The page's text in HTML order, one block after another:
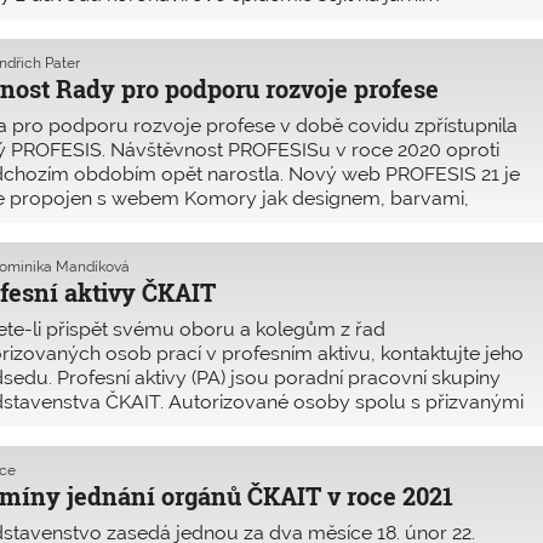
se účastnili pouze předseda ER, zástupci SVI a IC
v Praze.
Rady pro podporu rozvoje profese
Pater
pro podporu rozvoje profese v době covidu zpřístupnila
PROFESIS. Návštěvnost PROFESISu v roce 2020 oproti
obdobím opět narostla. Nový web PROFESIS 21 je
propojen s webem Komory jak designem, barvami,
řadou vzájemných odkazů.
aktivy ČKAIT
Mandíková
li přispět svému oboru a kolegům z řad
osob prací v profesním aktivu, kontaktujte jeho
Profesní aktivy (PA) jsou poradní pracovní skupiny
ČKAIT. Autorizované osoby spolu s přizvanými
zaměřený na daný obor autorizace, např. právní
technické normy, nové materiály, postupy a další.
jednání orgánů ČKAIT v roce 2021
zasedá jednou za dva měsíce 18. únor 22.